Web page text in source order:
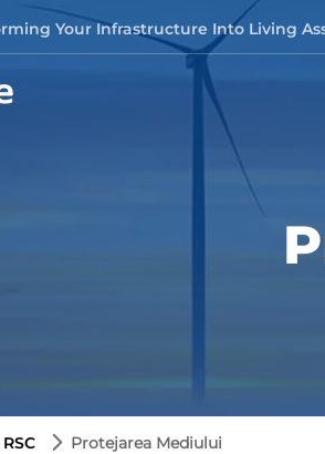
contentYour Infrastructure Into Living
RSC Protejarea Mediului